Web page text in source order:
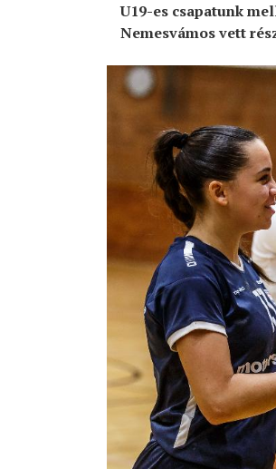
U19-es csapatunk
Nemesvámos vett